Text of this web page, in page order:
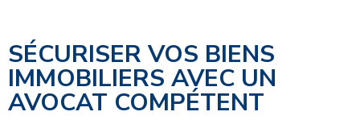
SÉCURISER VOS BIENS
IMMOBILIERS AVEC UN
AVOCAT COMPÉTENT